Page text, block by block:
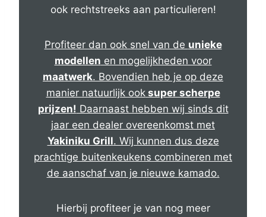
ook rechtstreeks aan particulieren!
Profiteer dan ook snel van de unieke
modellen en mogelijkheden voor
maatwerk. Bovendien heb je op deze
manier natuurlijk ooksuper scherpe
prijzen! Daarnaast hebben wij sinds dit
jaar een dealer overeenkomst met
Yakiniku Grill. Wij kunnen dus deze
prachtige buitenkeukens combineren met
de aanschaf van je nieuwe kamado.
Hierbij profiteer je van nog meer